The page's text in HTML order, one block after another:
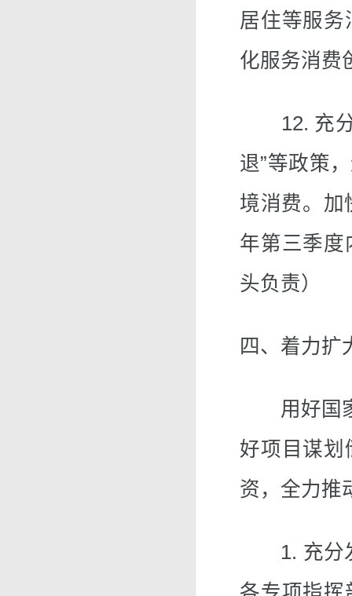
居住等服
化服务消费
12. 充分
退”等政策
境消费。加
年第三季度
头负责）
四、着力扩
用好国家
好项目谋划
资，全力推
1. 充分发